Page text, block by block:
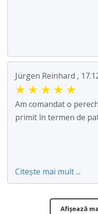
Jürgen Reinhard ,
★ ★ ★ ★ ★
Am comandat o
primit în termen de
Citește mai mult ...
Afișează